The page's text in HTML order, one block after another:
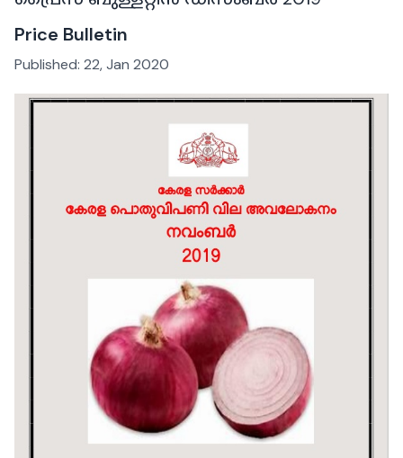
Price Bulletin
Published: 22, Jan 2020